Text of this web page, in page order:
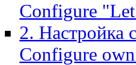
Configure
2. Настройка
Configure